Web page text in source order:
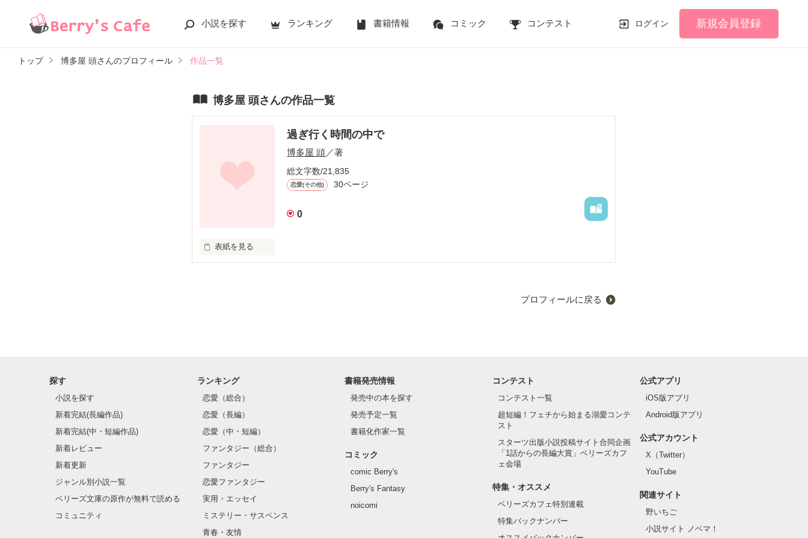
小説を探す ランキング 書籍情報 コミック コンテスト ログイン 新規会員登録
トップ 博多屋 頭さんのプロフィール 作品一覧
博多屋 頭さんの作品一覧
過ぎ行く時間の中で
博多屋 頭／著
総文字数/21,835
恋愛(その他) 30ページ
0
表紙を見る
プロフィールに戻る
探す
小説を探す
新着完結(長編作品)
新着完結(中・短編作品)
新着レビュー
新着更新
ジャンル別小説一覧
ベリーズ文庫の原作が無料で読める
コミュニティ
ランキング
恋愛（総合）
恋愛（長編）
恋愛（中・短編）
ファンタジー（総合）
ファンタジー
恋愛ファンタジー
実用・エッセイ
ミステリー・サスペンス
青春・友情
書籍発売情報
発売中の本を探す
発売予定一覧
書籍化作家一覧
コミック
comic Berry's
Berry's Fantasy
noicomi
コンテスト
コンテスト一覧
超短編！フェチから始まる溺愛コンテ
スト
スターツ出版小説投稿サイト合同企画
「1話からの長編大賞」ベリーズカフ
ェ会場
特集・オススメ
ベリーズカフェ特別連載
特集バックナンバー
公式アプリ
iOS版アプリ
Android版アプリ
公式アカウント
X（Twitter）
YouTube
関連サイト
野いちご
小説サイト ノベマ！